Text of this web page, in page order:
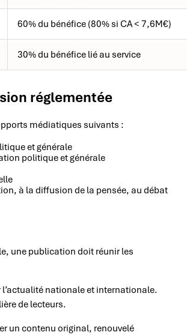
60% du bénéfice (80% si CA < 7,6M€)
30% du bénéfice lié au service
réglementée
médiatiques suivants :
et générale
politique et générale
à la diffusion de la pensée, au débat
une publication doit réunir les
nationale et internationale.
de lecteurs.
un contenu original, renouvelé